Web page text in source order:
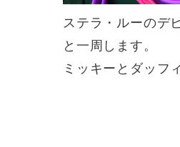
ステラ・ルーのデ
と一周します。
ミッキーとダッフ